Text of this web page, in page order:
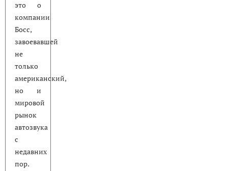
это о
компании
Босс,
завоевавшей
не
только
американский,
но и
мировой
рынок
автозвука
с
недавних
пор.